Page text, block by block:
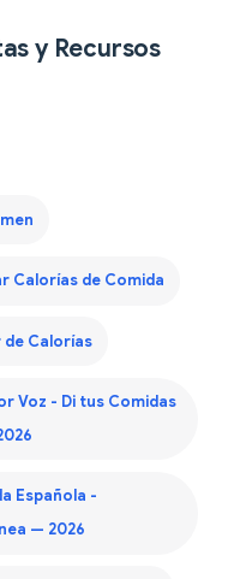
y Recursos
Calorías de Comida
Calorías
Voz - Di tus Comidas
Española -
— 2026